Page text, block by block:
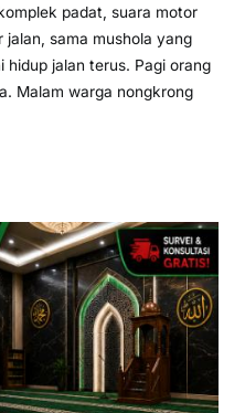
padat, suara motor
sama mushola yang
hidup jalan terus. Pagi orang
Malam warga nongkrong